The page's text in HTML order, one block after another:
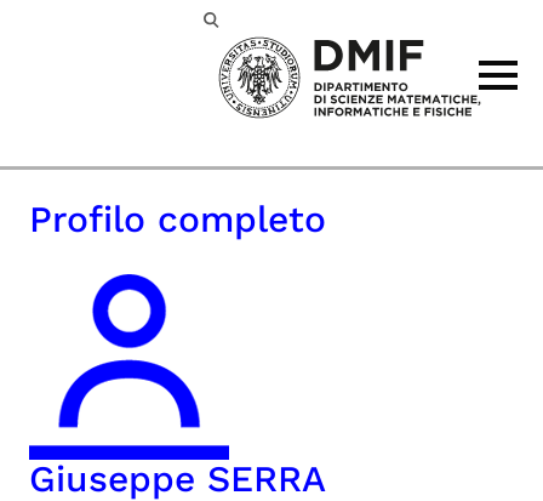
Passa al contenuto principale
Profilo completo
Giuseppe SERRA